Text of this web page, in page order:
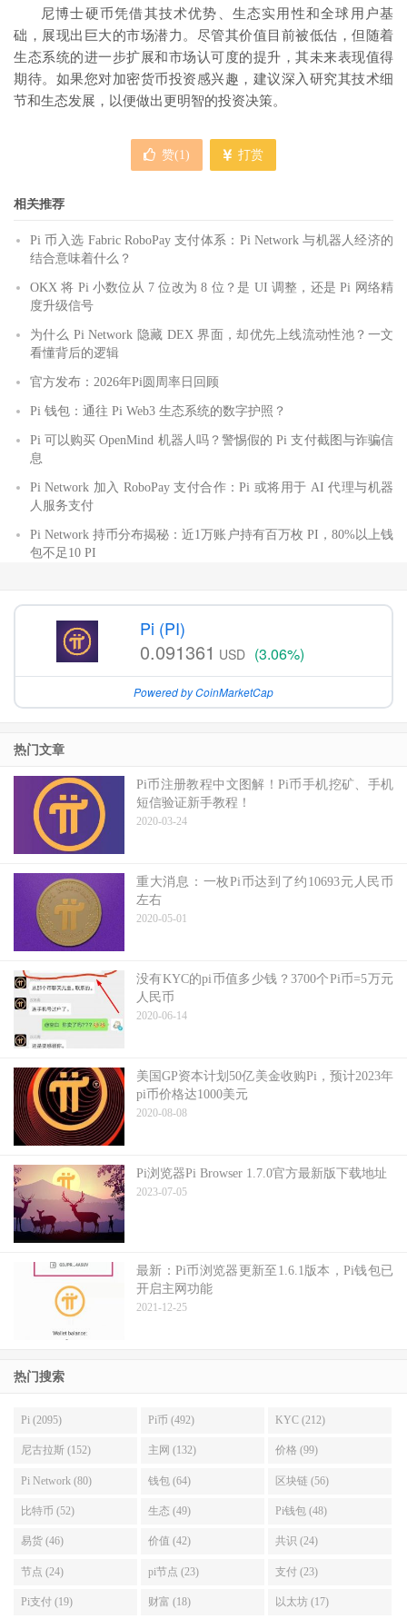
尼博士硬币凭借其技术优势、生态实用性和全球用户基
础，展现出巨大的市场潜力。尽管其价值目前被低估，但随着
生态系统的进一步扩展和市场认可度的提升，其未来表现值得
期待。如果您对加密货币投资感兴趣，建议深入研究其技术细
节和生态发展，以便做出更明智的投资决策。
赞(1) 打赏
相关推荐
Pi 币入选 Fabric RoboPay 支付体系：Pi Network 与机器人经济的
结合意味着什么？
OKX 将 Pi 小数位从 7 位改为 8 位？是 UI 调整，还是 Pi 网络精
度升级信号
为什么 Pi Network 隐藏 DEX 界面，却优先上线流动性池？一文
看懂背后的逻辑
官方发布：2026年Pi圆周率日回顾
Pi 钱包：通往 Pi Web3 生态系统的数字护照？
Pi 可以购买 OpenMind 机器人吗？警惕假的 Pi 支付截图与诈骗信
息
Pi Network 加入 RoboPay 支付合作：Pi 或将用于 AI 代理与机器
人服务支付
Pi Network 持币分布揭秘：近1万账户持有百万枚 PI，80%以上钱
包不足10 PI
Pi (PI)
0.091361 USD (3.06%)
Powered by CoinMarketCap
热门文章
Pi币注册教程中文图解！Pi币手机挖矿、手机
短信验证新手教程！
2020-03-24
重大消息：一枚Pi币达到了约10693元人民币
左右
2020-05-01
没有KYC的pi币值多少钱？3700个Pi币=5万元
人民币
2020-06-14
美国GP资本计划50亿美金收购Pi，预计2023年
pi币价格达1000美元
2020-08-08
Pi浏览器Pi Browser 1.7.0官方最新版下载地址
2023-07-05
最新：Pi币浏览器更新至1.6.1版本，Pi钱包已
开启主网功能
2021-12-25
热门搜索
Pi (2095) Pi币 (492) KYC (212)
尼古拉斯 (152) 主网 (132) 价格 (99)
Pi Network (80) 钱包 (64) 区块链 (56)
比特币 (52) 生态 (49) Pi钱包 (48)
易货 (46) 价值 (42) 共识 (24)
节点 (24) pi节点 (23) 支付 (23)
Pi支付 (19) 财富 (18) 以太坊 (17)